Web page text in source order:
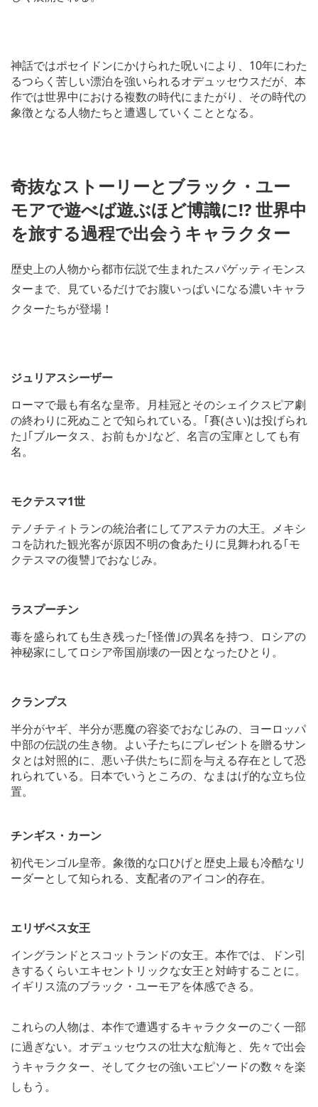
神話ではポセイドンにかけられた呪いにより、10年にわた
るつらく苦しい漂泊を強いられるオデュッセウスだが、本
作では世界中における複数の時代にまたがり、その時代の
象徴となる人物たちと遭遇していくこととなる。
奇抜なストーリーとブラック・ユー
モアで遊べば遊ぶほど博識に!? 世界中
を旅する過程で出会うキャラクター
歴史上の人物から都市伝説で生まれたスパゲッティモンス
ターまで、見ているだけでお腹いっぱいになる濃いキャラ
クターたちが登場！
ジュリアスシーザー
ローマで最も有名な皇帝。月桂冠とそのシェイクスピア劇
の終わりに死ぬことで知られている。｢賽(さい)は投げられ
た｣｢ブルータス、お前もか｣など、名言の宝庫としても有
名。
モクテスマ1世
テノチティトランの統治者にしてアステカの大王。メキシ
コを訪れた観光客が原因不明の食あたりに見舞われる｢モ
クテスマの復讐｣でおなじみ。
ラスプーチン
毒を盛られても生き残った｢怪僧｣の異名を持つ、ロシアの
神秘家にしてロシア帝国崩壊の一因となったひとり。
クランプス
半分がヤギ、半分が悪魔の容姿でおなじみの、ヨーロッパ
中部の伝説の生き物。よい子たちにプレゼントを贈るサン
タとは対照的に、悪い子供たちに罰を与える存在として恐
れられている。日本でいうところの、なまはげ的な立ち位
置。
チンギス・カーン
初代モンゴル皇帝。象徴的な口ひげと歴史上最も冷酷なリ
ーダーとして知られる、支配者のアイコン的存在。
エリザベス女王
イングランドとスコットランドの女王。本作では、ドン引
きするくらいエキセントリックな女王と対峙することに。
イギリス流のブラック・ユーモアを体感できる。
これらの人物は、本作で遭遇するキャラクターのごく一部
に過ぎない。オデュッセウスの壮大な航海と、先々で出会
うキャラクター、そしてクセの強いエピソードの数々を楽
しもう。